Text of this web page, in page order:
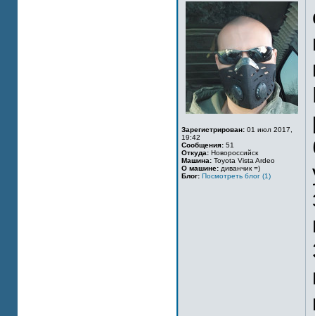
Зарегистрирован: 01 июл 2017,
19:42
Сообщения: 51
Откуда: Новороссийск
Машина: Toyota Vista Ardeo
О машине: диванчик =)
Блог: Посмотреть блог (1)